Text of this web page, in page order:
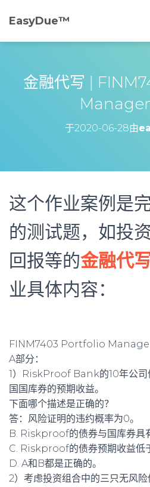
EasyDue™️
金融代写 |
于2020-06-28由
这个作业案例是
的测试题，如投
回报等的金融代
业具体内容：
FINM7403 Portfolio
A部分：
1）RiskProof Bank的10年公司
国国库券的预期收益。
下面哪个描述是正确的？
答：风险证明的违约概率为0。
B. Riskproof的债券与国库券具
C. Riskproof的债券预期收益低
D. A和B都是正确的。
2）考虑投资组合中的三只无风